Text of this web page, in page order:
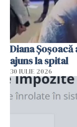
Diana
ajuns la spital
30 IULIE 2026